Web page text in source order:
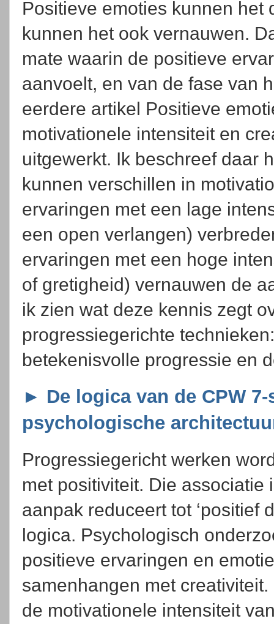
Positieve emoties kunnen het
kunnen het ook vernauwen.
mate waarin de positieve
aanvoelt, en van de fase van
eerdere artikel Positieve
motivationele intensiteit en
uitgewerkt. Ik beschreef daar
kunnen verschillen in
ervaringen met een lage
een open verlangen)
ervaringen met een hoge
of gretigheid) vernauwen de
ik zien wat deze kennis zegt
progressiegerichte
betekenisvolle progressie en
► De logica van de CPW
psychologische
Progressiegericht werken
met positiviteit. Die
aanpak reduceert tot ‘positief
logica. Psychologisch
positieve ervaringen en
samenhangen met
de motivationele intensiteit